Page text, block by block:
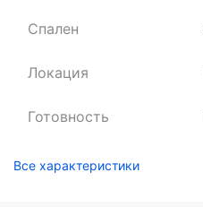
Спален
Локация
Готовность
Все характеристики